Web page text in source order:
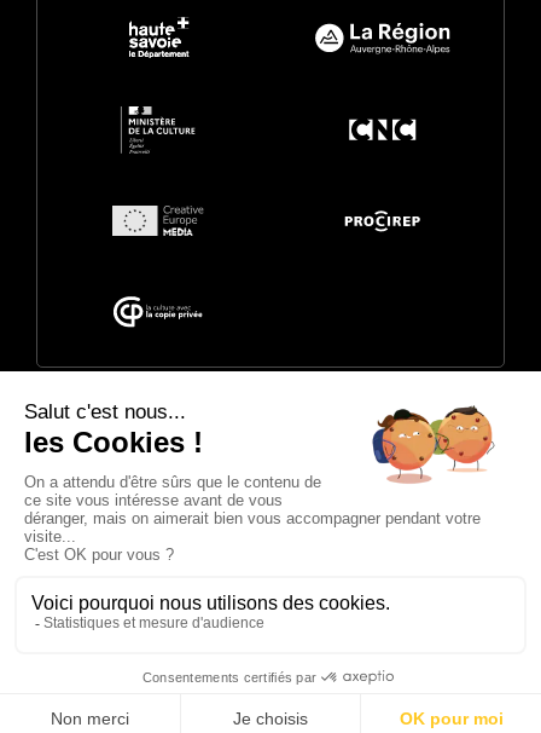
© 2026 Annecy Festival. Organisé parCITIA